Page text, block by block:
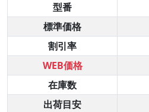
型番
標準価格
割引率
WEB価格
在庫数
出荷目安